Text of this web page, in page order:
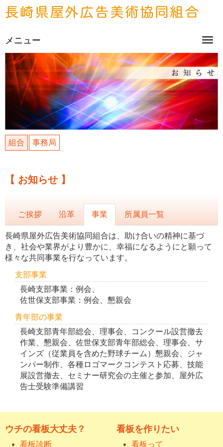
プ
ル
ダ
ウ
ン
メ
ニ
ュ
ー
メニュー
組合 事務局
【 お知らせ 】
ご挨拶 沿革 事業 所属員一覧
長崎県屋外広告美術協同組合は、助け合いの精神に基づ
き、社会や業界がより豊かに、幸福になるようにと願って
様々な共同事業を行なっています。
支部事業
長崎支部事業：例会、
佐世保支部事業：例会、懇親会
青年部の事業
長崎支部青年部総会、理事会、コンクール設営撤去
作業、懇親会、佐世保支部青年部総会、理事会、サ
インズ（従業員を含めた野球チーム）懇親会、ジャ
ンパー制作、各種ロゴマークコンテスト応募、技能
展設営撤去、セミナー研究会の主催と参加、屋外広
告士受験準備講習
ウチの看板大丈夫？
看板診断
看板を作りたい
看板って